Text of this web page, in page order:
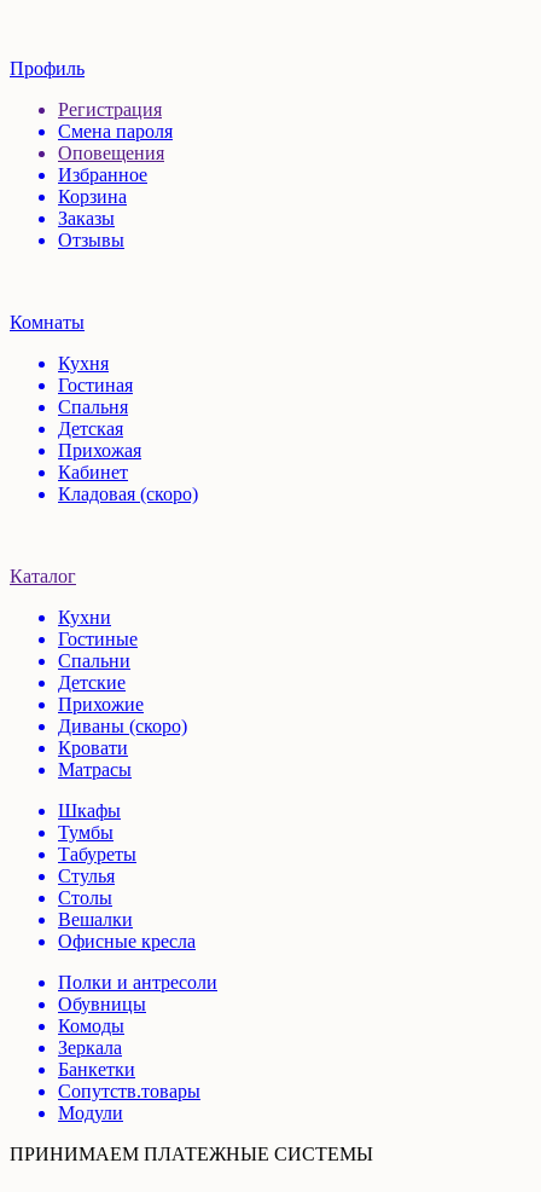
Профиль
Регистрация
Смена пароля
Оповещения
Избранное
Корзина
Заказы
Отзывы
Комнаты
Кухня
Гостиная
Спальня
Детская
Прихожая
Кабинет
Кладовая (скоро)
Каталог
Кухни
Гостиные
Спальни
Детские
Прихожие
Диваны (скоро)
Кровати
Матрасы
Шкафы
Тумбы
Табуреты
Стулья
Столы
Вешалки
Офисные кресла
Полки и антресоли
Обувницы
Комоды
Зеркала
Банкетки
Сопутств.товары
Модули
ПРИНИМАЕМ ПЛАТЕЖНЫЕ СИСТЕМЫ